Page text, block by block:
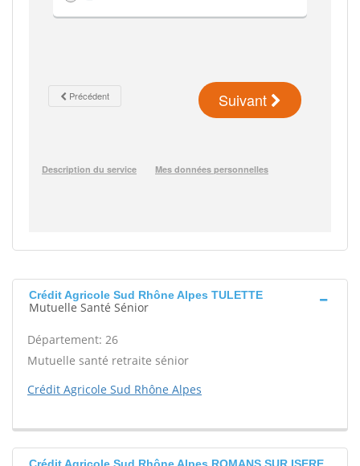
Crédit Agricole Sud Rhône Alpes TULETTE
Mutuelle Santé Sénior
Département: 26
Mutuelle santé retraite sénior
Crédit Agricole Sud Rhône Alpes